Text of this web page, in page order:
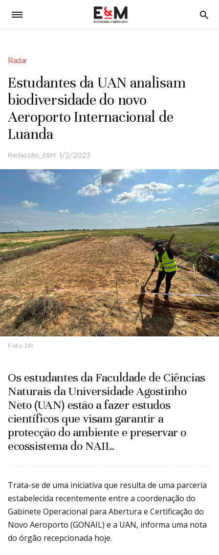
5
Radar
Estudantes da UAN analisam
biodiversidade do novo
Aeroporto Internacional de
Luanda
Redacção_E&M 1/2/2023
Foto: DR
Os estudantes da Faculdade de Ciências
Naturais da Universidade Agostinho
Neto (UAN) estão a fazer estudos
científicos que visam garantir a
protecção do ambiente e preservar o
ecossistema do NAIL.
Trata-se de uma iniciativa que resulta de uma parceria
estabelecida recentemente entre a coordenação do
Gabinete Operacional para Abertura e Certificação do
Novo Aeroporto (GONAIL) e a UAN, informa uma nota
do órgão recepcionada hoje.